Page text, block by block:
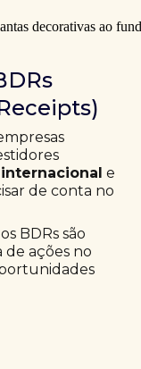
e
de conta no
BDRs são
ações no